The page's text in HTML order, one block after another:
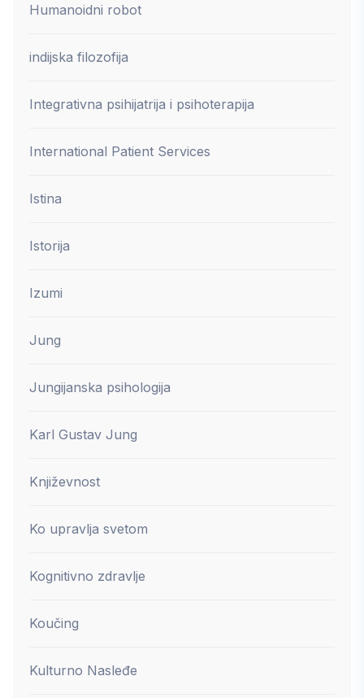
Humanoidni robot
indijska filozofija
Integrativna psihijatrija i psihoterapija
International Patient Services
Istina
Istorija
Izumi
Jung
Jungijanska psihologija
Karl Gustav Jung
Književnost
Ko upravlja svetom
Kognitivno zdravlje
Koučing
Kulturno Nasleđe